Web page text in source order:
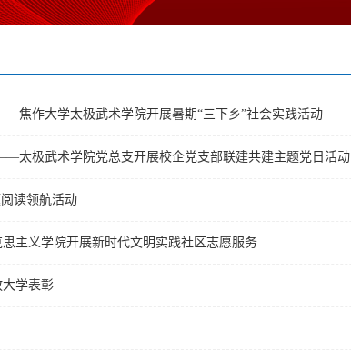
焦作大学太极武术学院开展暑期“三下乡”社会实践活动
太极武术学院党总支开展校企党支部联建共建主题党日活动
读领航活动
主义学院开展新时代文明实践社区志愿服务
学表彰